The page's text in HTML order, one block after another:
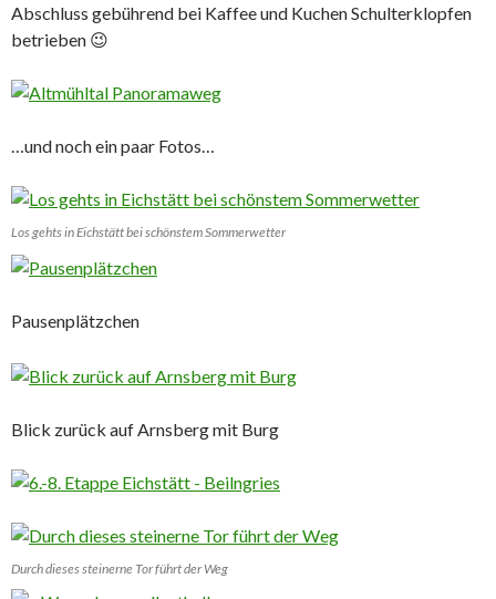
Abschluss gebührend bei Kaffee und Kuchen Schulterklopfen
betrieben 😉
…und noch ein paar Fotos…
Los gehts in Eichstätt bei schönstem Sommerwetter
Pausenplätzchen
Blick zurück auf Arnsberg mit Burg
Durch dieses steinerne Tor führt der Weg